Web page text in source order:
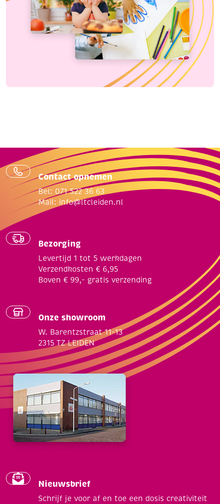
Contact opnemen
Bel: 071 522 36 63
Mail: info@ltcleiden.nl
Bezorging
Levertijd 1 tot 5 werkdagen
Verzendkosten € 6,95
Boven € 99,- gratis verzending
Onze showroom
W. Barentzstraat 11-13
2315 TZ LEIDEN
Nieuwsbrief
Schrijf je voor af en toe een dosis creativiteit